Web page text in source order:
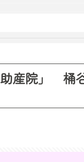
助産院」 桶